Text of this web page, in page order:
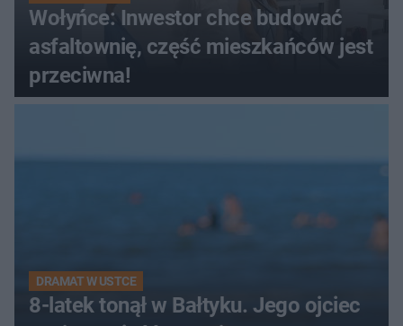
Wołyńce: Inwestor chce budować
asfaltownię, część mieszkańców jest
przeciwna!
DRAMAT W USTCE
8-latek tonął w Bałtyku. Jego ojciec